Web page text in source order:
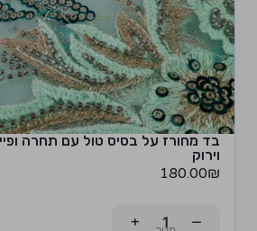
בד מחורז על בסיס טול עם תחרה
וירוק
180.00₪
−
+